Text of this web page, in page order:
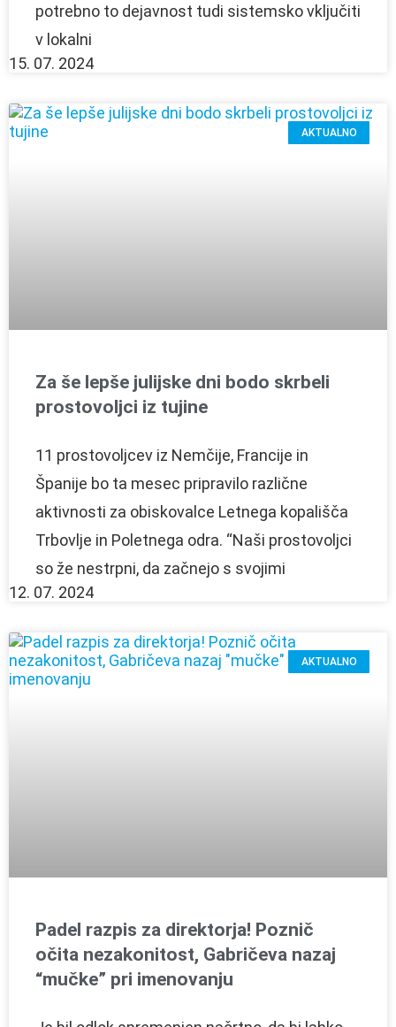
potrebno to dejavnost tudi sistemsko vključiti
v lokalni
15. 07. 2024
AKTUALNO
Za še lepše julijske dni bodo skrbeli
prostovoljci iz tujine
11 prostovoljcev iz Nemčije, Francije in
Španije bo ta mesec pripravilo različne
aktivnosti za obiskovalce Letnega kopališča
Trbovlje in Poletnega odra. “Naši prostovoljci
so že nestrpni, da začnejo s svojimi
12. 07. 2024
AKTUALNO
Padel razpis za direktorja! Poznič
očita nezakonitost, Gabričeva nazaj
“mučke” pri imenovanju